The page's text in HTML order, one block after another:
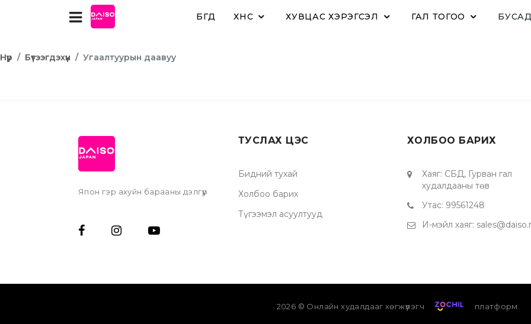
БҮГД ХҮНС ХУВЦАС ХЭРЭГСЭЛ ГАЛ ТОГОО БУСАД
Нүүр Бүтээгдэхүүн Угаалтуурын даавуу
Япон гэр ахуйн барааны дэлгүүр
ТУСЛАХ ЦЭС
Бидний тухай
Холбоо барих
Түгээмэл асуултууд
ХОЛБОО БАРИХ
Хаяг: СБД, Гурван гал
худалдааны төв
Утас: 99561248
И-мэйл хаяг:
2026 © Онлайн худалдааг хөгжүүлэгч платформ.